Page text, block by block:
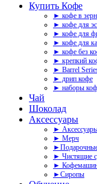
Купить Кофе
► кофе в
► кофе для
► кофе для
► кофе для
► кофе без
► крепкий
► Barrel
► дрип кофе
► наборы
Чай
Шоколад
Аксессуары
►
► Мерч
► Чистящие
►
►Сиропы